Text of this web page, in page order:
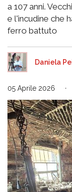
a 107 anni.
e l'incudine che
ferro battuto
Daniela
05 Aprile 2026